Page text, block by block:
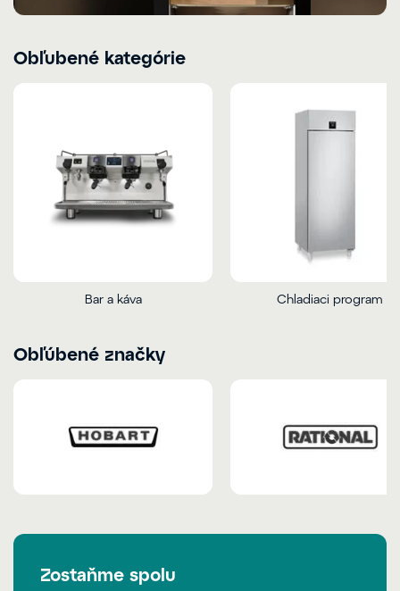
Obľubené kategórie
Bar a káva Chladiaci program
Obľúbené značky
Zostaňme spolu